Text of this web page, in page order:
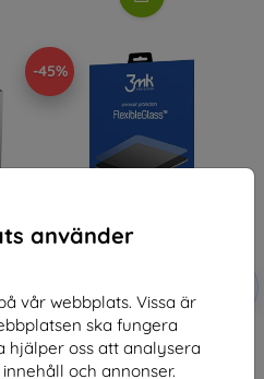
använder
vår webbplats. Vissa är
ska fungera
hjälper oss att analysera
och annonser.
-45%
kupong
3MK FlexibleGlass MacBook Pro
16 M1/M2 up to 17" Hybrid Glass
303 kr